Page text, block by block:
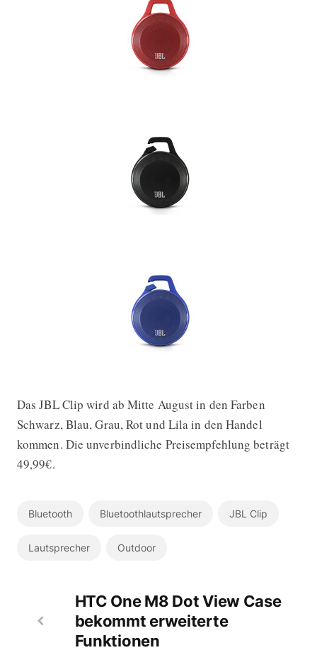
Das JBL Clip wird ab Mitte August in den Farben
Schwarz, Blau, Grau, Rot und Lila in den Handel
kommen. Die unverbindliche Preisempfehlung beträgt
49,99€.
Bluetooth Bluetoothlautsprecher JBL Clip
Lautsprecher Outdoor
HTC One M8 Dot View Case
bekommt erweiterte
Funktionen